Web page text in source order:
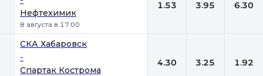
Нефтехимик
8 августа в 17:00
1.53 3.95 6.30
СКА Хабаровск
-
Спартак Кострома
4.30 3.25 1.92